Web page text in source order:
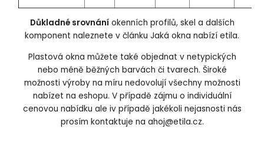
Důkladné srovnáníokenních profilů, skel a dalších
komponent naleznete v článku Jaká okna nabízí etila.
Plastová okna můžete také objednat v netypických
nebo méně běžných barvách či tvarech. Široké
možnosti výroby na míru nedovolují všechny možnosti
nabízet na eshopu. V případě zájmu o individuální
cenovou nabídku ale iv případě jakékoli nejasnosti nás
prosím kontaktuje na ahoj@etila.cz.